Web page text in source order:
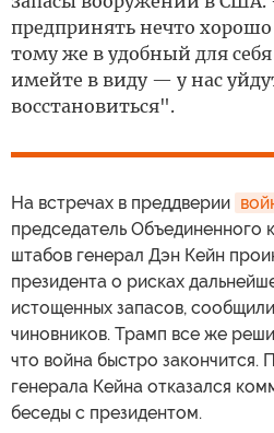
предпринять нечто
тому же в удобный для
имейте в виду — у нас
восстановиться".
На встречах в преддверии
председатель Объединенного
штабов генерал Дэн Кейн
президента о рисках
истощенных запасов,
чиновников. Трамп все же
что война быстро закончится.
генерала Кейна отказался
беседы с президентом.